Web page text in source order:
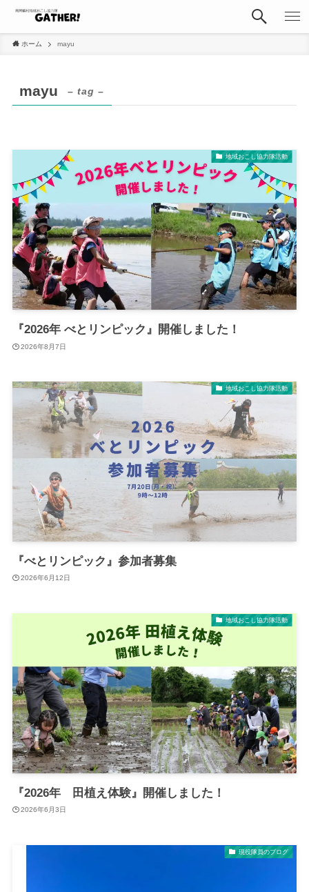
ホーム mayu
mayu – tag –
地域おこし協力隊活動
『2026年 べとリンピック』開催しました！
2026年8月7日
地域おこし協力隊活動
『べとリンピック』参加者募集
2026年6月12日
地域おこし協力隊活動
『2026年 田植え体験』開催しました！
2026年6月3日
現役隊員のブログ